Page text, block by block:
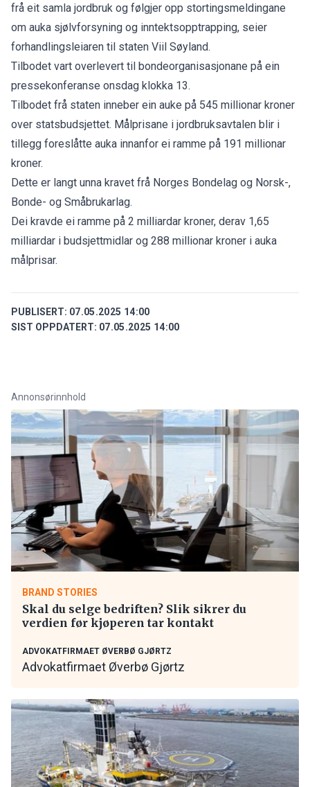
frå eit samla jordbruk og følgjer opp stortingsmeldingane
om auka sjølvforsyning og inntektsopptrapping, seier
forhandlingsleiaren til staten Viil Søyland.
Tilbodet vart overlevert til bondeorganisasjonane på ein
pressekonferanse onsdag klokka 13.
Tilbodet frå staten inneber ein auke på 545 millionar kroner
over statsbudsjettet. Målprisane i jordbruksavtalen blir i
tillegg foreslåtte auka innanfor ei ramme på 191 millionar
kroner.
Dette er langt unna kravet frå Norges Bondelag og Norsk-,
Bonde- og Småbrukarlag.
Dei kravde ei ramme på 2 milliardar kroner, derav 1,65
milliardar i budsjettmidlar og 288 millionar kroner i auka
målprisar.
PUBLISERT: 07.05.2025 14:00
SIST OPPDATERT: 07.05.2025 14:00
Annonsørinnhold
BRAND STORIES
Skal du selge bedriften? Slik sikrer du
verdien før kjøperen tar kontakt
ADVOKATFIRMAET ØVERBØ GJØRTZ
Advokatfirmaet Øverbø Gjørtz